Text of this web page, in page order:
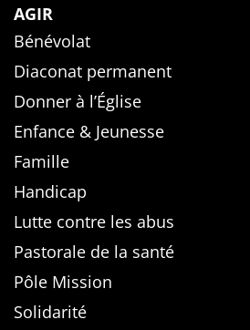
AGIR
Bénévolat
Diaconat permanent
Donner à l’Église
Enfance & Jeunesse
Famille
Handicap
Lutte contre les abus
Pastorale de la santé
Pôle Mission
Solidarité